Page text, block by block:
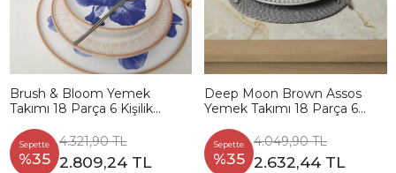
Brush & Bloom Yemek
Takımı 18 Parça 6 Kişilik
Sepette
%35
4.321,90 TL
2.809,24 TL
Deep Moon Brown Assos
Yemek Takımı 18 Parça 6
Sepette
%35
4.049,90 TL
2.632,44 TL